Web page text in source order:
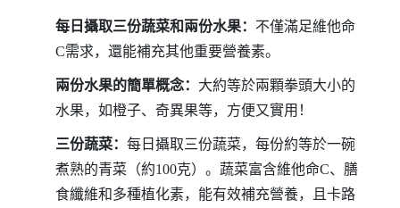
每日攝取三份蔬菜和兩份水果： 不僅滿足維他命
C需求，還能補充其他重要營養素。
兩份水果的簡單概念： 大約等於兩顆拳頭大小的
水果，如橙子、奇異果等，方便又實用！
三份蔬菜： 每日攝取三份蔬菜，每份約等於一碗
煮熟的青菜（約100克）。蔬菜富含維他命C、膳
食纖維和多種植化素，能有效補充營養，且卡路